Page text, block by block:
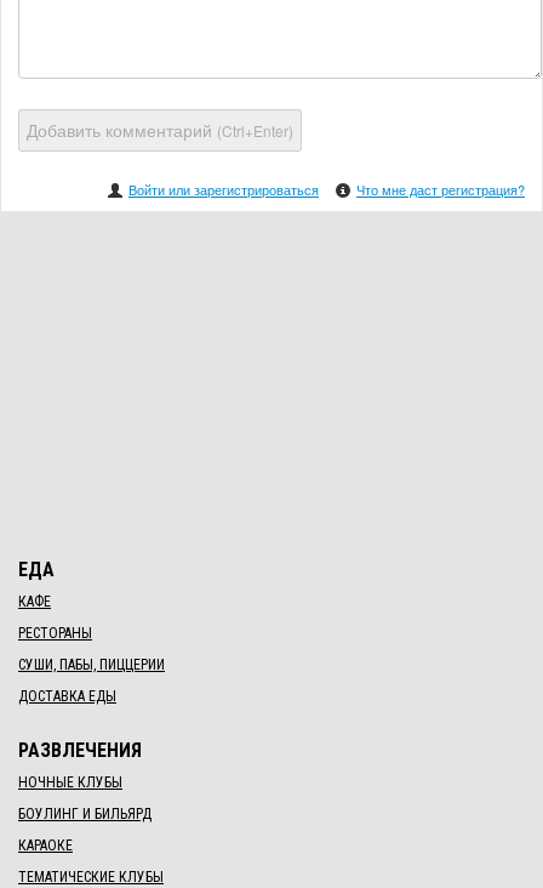
Добавить комментарий (Ctrl+Enter)
Войти или зарегистрироваться Что мне даст регистрация?
ЕДА
КАФЕ
РЕСТОРАНЫ
СУШИ, ПАБЫ, ПИЦЦЕРИИ
ДОСТАВКА ЕДЫ
РАЗВЛЕЧЕНИЯ
НОЧНЫЕ КЛУБЫ
БОУЛИНГ И БИЛЬЯРД
КАРАОКЕ
ТЕМАТИЧЕСКИЕ КЛУБЫ